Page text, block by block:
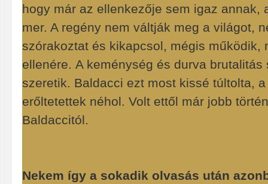
hogy már az ellenkezője sem igaz annak,
mer. A regény nem váltják meg a világot,
szórakoztat és kikapcsol, mégis működik,
ellenére. A keménység és durva
szeretik. Baldacci ezt most kissé túltolta,
erőltetettek néhol. Volt ettől már jobb
Baldaccitól.
Nekem így a sokadik olvasás után